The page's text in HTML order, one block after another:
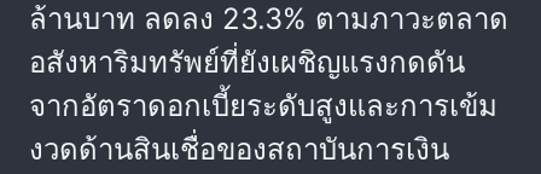
ล้านบาท ลดลง 23.3% ตามภาวะตลาด
อสังหาริมทรัพย์ที่ยังเผชิญแรงกดดัน
จากอัตราดอกเบี้ยระดับสูงและการเข้ม
งวดด้านสินเชื่อของสถาบันการเงิน